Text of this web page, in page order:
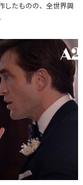
したものの、全世界興